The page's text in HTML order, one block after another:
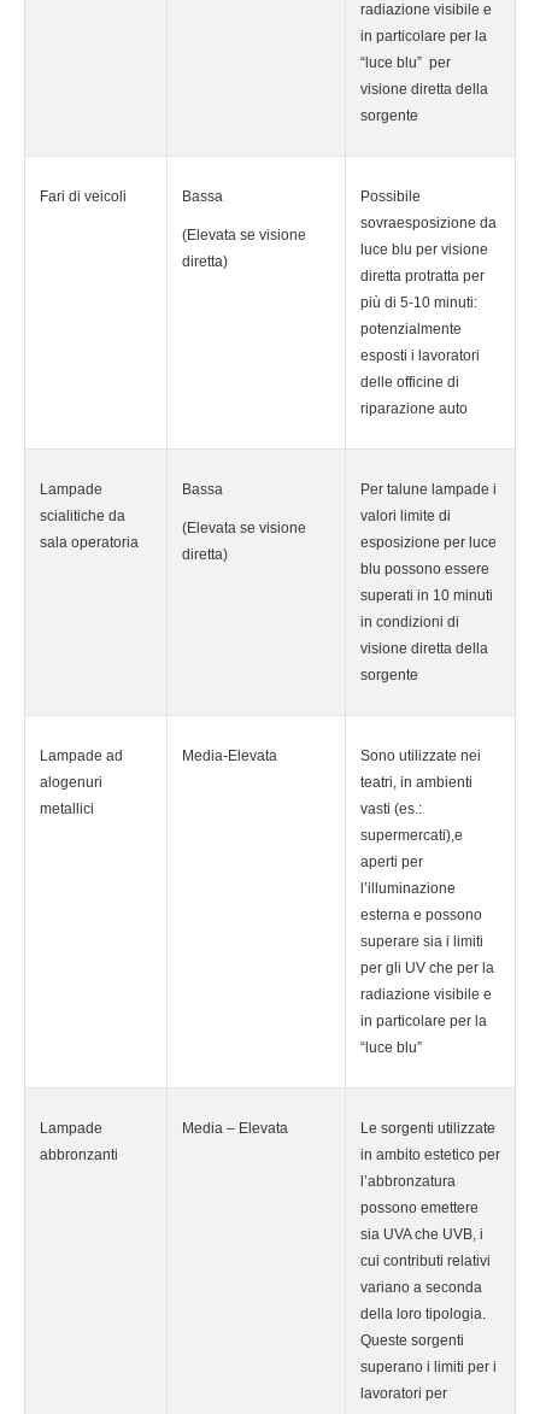
radiazione visibile e
in particolare per la
“luce blu” per
visione diretta della
sorgente
Fari di veicoli Bassa
(Elevata se visione
diretta)
Possibile
sovraesposizione da
luce blu per visione
diretta protratta per
più di 5-10 minuti:
potenzialmente
esposti i lavoratori
delle officine di
riparazione auto
Lampade
scialitiche da
sala operatoria
Bassa
(Elevata se visione
diretta)
Per talune lampade i
valori limite di
esposizione per luce
blu possono essere
superati in 10 minuti
in condizioni di
visione diretta della
sorgente
Lampade ad
alogenuri
metallici
Media-Elevata
Sono utilizzate nei
teatri, in ambienti
vasti (es.:
supermercati),e
aperti per
l’illuminazione
esterna e possono
superare sia i limiti
per gli UV che per la
radiazione visibile e
in particolare per la
“luce blu”
Lampade
abbronzanti
Media – Elevata
Le sorgenti utilizzate
in ambito estetico per
l’abbronzatura
possono emettere
sia UVA che UVB, i
cui contributi relativi
variano a seconda
della loro tipologia.
Queste sorgenti
superano i limiti per i
lavoratori per